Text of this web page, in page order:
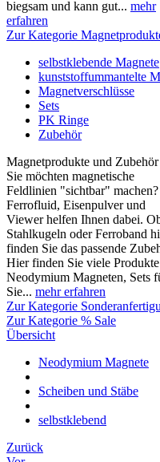
biegsam und kann gut... mehr
erfahren
Zur Kategorie
selbstklebende Magnete
kunststoffummantelte
Magnetverschlüsse
Sets
PK Ringe
Zubehör
Magnetprodukte und Zubehör
Sie möchten magnetische
Feldlinien "sichtbar" machen?
Ferrofluid, Eisenpulver und
Viewer helfen Ihnen dabei.
Stahlkugeln oder Ferroband
finden Sie das passende
Hier finden Sie viele
Neodymium Magneten, Sets
Sie... mehr erfahren
Zur Kategorie
Zur Kategorie % Sale
Übersicht
Neodymium Magnete
Scheiben und Stäbe
selbstklebend
Zurück